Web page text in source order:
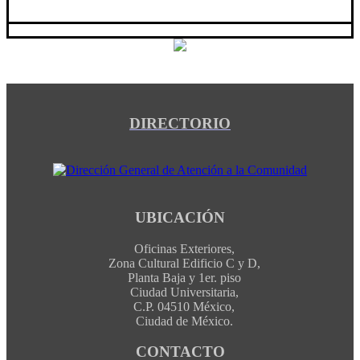
DIRECTORIO
UBICACIÓN
Oficinas Exteriores,
Zona Cultural Edificio C y D,
Planta Baja y 1er. piso
Ciudad Universitaria,
C.P. 04510 México,
Ciudad de México.
CONTACTO